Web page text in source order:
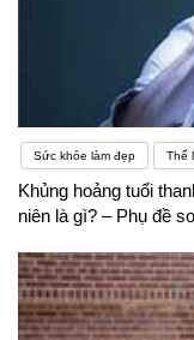
Sức khỏe làm đẹp Thể
Khủng hoảng tuổi
niên là gì? – Phụ đề